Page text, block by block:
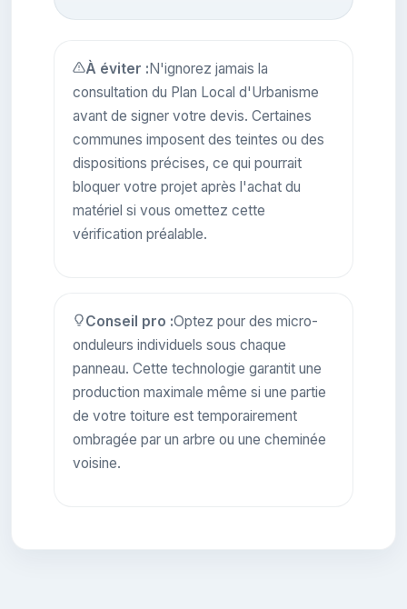
À éviter : N'ignorez jamais la
consultation du Plan Local d'Urbanisme
avant de signer votre devis. Certaines
communes imposent des teintes ou des
dispositions précises, ce qui pourrait
bloquer votre projet après l'achat du
matériel si vous omettez cette
vérification préalable.
Conseil pro :Optez pour des micro-
onduleurs individuels sous chaque
panneau. Cette technologie garantit une
production maximale même si une partie
de votre toiture est temporairement
ombragée par un arbre ou une cheminée
voisine.